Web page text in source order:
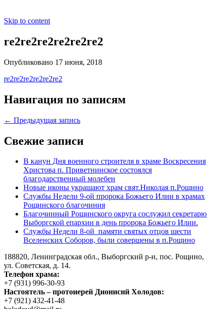
Skip to content
re2re2re2re2re2re2
Опубликовано 17 июня, 2018
re2re2re2re2re2re2
Навигация по записям
← Предыдущая запись
Свежие записи
В канун Дня военного строителя в храме Воскресения
Христова п. Приветнинское состоялся
благодарственный молебен
Новые иконы украшают храм свят.Николая п.Рощино
Службы Недели 9-ой пророка Божьего Илии в храмах
Рощинского благочиния
Благочинный Рощинского округа сослужил секретарю
Выборгской епархии в день пророка Божьего Илии.
Службы Недели 8-ой памяти святых отцов шести
Вселенских Соборов, были совершены в п.Рощино
188820, Ленинградская обл., Выборгский р-н, пос. Рощино,
ул. Советская, д. 14.
Телефон храма:
+7 (931) 996-30-93
Настоятель – протоиерей Дионисий Холодов:
+7 (921) 432-41-48